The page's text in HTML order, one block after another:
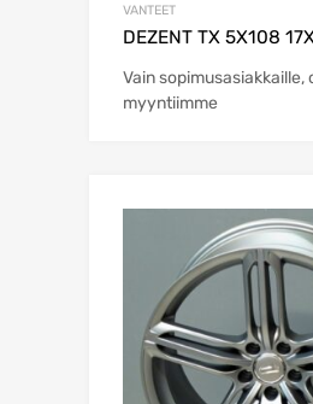
VANTEET
DEZENT TX 5X108
Vain
myyntiimme